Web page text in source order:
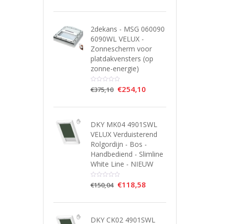
2dekans - MSG 060090
6090WL VELUX -
Zonnescherm voor
platdakvensters (op
zonne-energie)
€375,10 €254,10
DKY MK04 4901SWL
VELUX Verduisterend
Rolgordijn - Bos -
Handbediend - Slimline
White Line - NIEUW
€150,04 €118,58
DKY CK02 4901SWL